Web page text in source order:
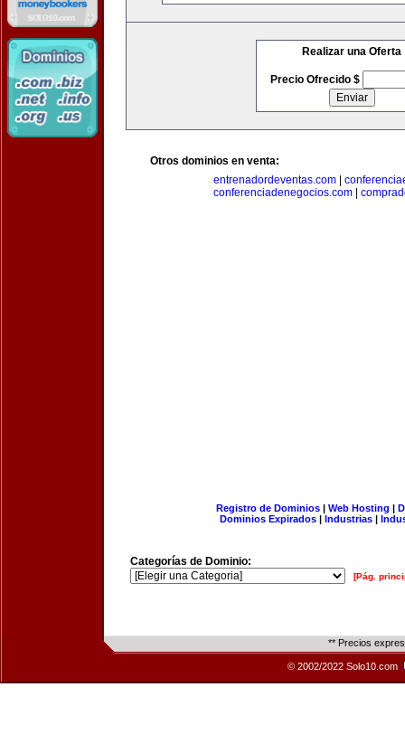
Realizar una Oferta
Precio Ofrecido $
Otros dominios en venta:
entrenadordeventas.com
conferenciadenegocios.com|
Registro de Dominios| Web Hosting |
Dominios Expirados | Industrias |
Categorías de Dominio:
[Pág.
** Precios
© 2002/2022 Solo10.com